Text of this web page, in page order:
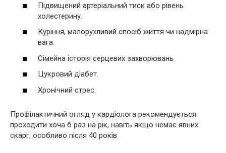
Підвищений артеріальний тиск або рівень
холестерину.
Куріння, малорухливий спосіб життя чи надмірна
вага.
Сімейна історія серцевих захворювань.
Цукровий діабет.
Хронічний стрес.
Профілактичний огляд у кардіолога рекомендується
проходити хоча б раз на рік, навіть якщо немає явних
скарг, особливо після 40 років.